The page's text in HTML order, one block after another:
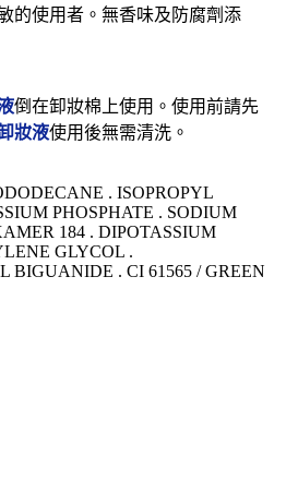
的使用者。無香味及防腐劑添
倒在卸妝棉上使用。使用前請先
妝液使用後無需清洗。
. ISOPROPYL
PHOSPHATE . SODIUM
184 . DIPOTASSIUM
GLYCOL .
BIGUANIDE . CI 61565 / GREEN